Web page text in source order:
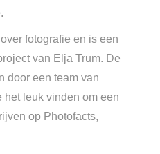
fotografie en is een
van Elja Trum. De
door een team van
leuk vinden om een
op Photofacts,